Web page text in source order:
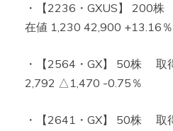
・【2236・GXUS】 200
在値 1,230 42,900 +13.16％
・【2564・GX】 50株
2,792 △1,470 -0.75％
・【2641・GX】 50株